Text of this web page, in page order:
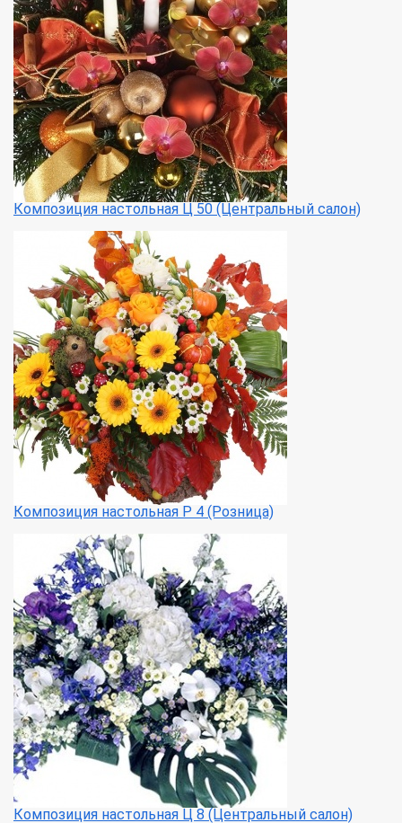
Композиция настольная Ц 50 (Центральный салон)
Композиция настольная Р 4 (Розница)
Композиция настольная Ц 8 (Центральный салон)